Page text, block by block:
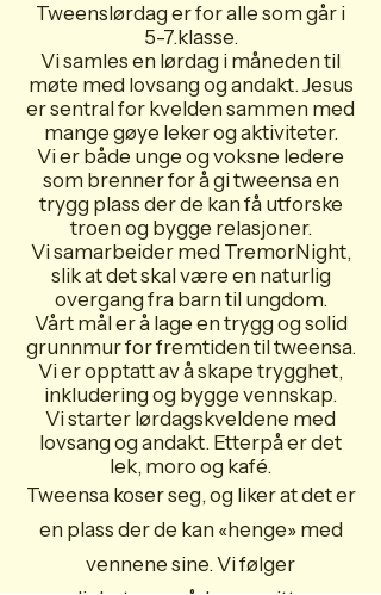
Tweenslørdag er for alle som går i
5-7.klasse.
Vi samles en lørdag i måneden til
møte med lovsang og andakt. Jesus
er sentral for kvelden sammen med
mange gøye leker og aktiviteter.
Vi er både unge og voksne ledere
som brenner for å gi tweensa en
trygg plass der de kan få utforske
troen og bygge relasjoner.
Vi samarbeider med TremorNight,
slik at det skal være en naturlig
overgang fra barn til ungdom.
Vårt mål er å lage en trygg og solid
grunnmur for fremtiden til tweensa.
Vi er opptatt av å skape trygghet,
inkludering og bygge vennskap.
Vi starter lørdagskveldene med
lovsang og andakt. Etterpå er det
lek, moro og kafé.
Tweensa koser seg, og liker at det er
en plass der de kan «henge» med
vennene sine. Vi følger